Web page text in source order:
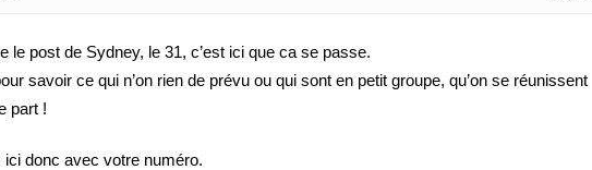
le post de Sydney, le 31, c’est ici que ca se passe.
savoir ce qui n’on rien de prévu ou qui sont en petit groupe, qu’on se réunissent
part !
ici donc avec votre numéro.